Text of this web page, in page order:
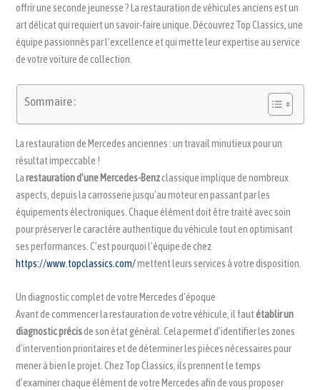
offrir une seconde jeunesse ? La restauration de véhicules anciens est un
art délicat qui requiert un savoir-faire unique. Découvrez Top Classics, une
équipe passionnés par l’excellence et qui mette leur expertise au service
de votre voiture de collection.
Sommaire :
La restauration de Mercedes anciennes : un travail minutieux pour un
résultat impeccable !
Larestauration d’une Mercedes-Benzclassique implique de nombreux
aspects, depuis la carrosserie jusqu’au moteur en passant par les
équipements électroniques. Chaque élément doit être traité avec soin
pour préserver le caractère authentique du véhicule tout en optimisant
ses performances. C’est pourquoi l’équipe de chez
https://www.topclassics.com/mettent leurs services à votre disposition.
Un diagnostic complet de votre Mercedes d’époque
Avant de commencer la restauration de votre véhicule, il fautétablir un
diagnostic précisde son état général. Cela permet d’identifier les zones
d’intervention prioritaires et de déterminer les pièces nécessaires pour
mener à bien le projet. Chez Top Classics, ils prennent le temps
d’examiner chaque élément de votre Mercedes afin de vous proposer